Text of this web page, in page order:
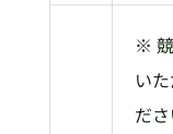
※
い
ださ